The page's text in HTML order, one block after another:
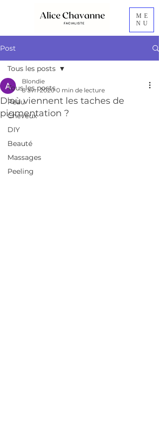
ME
NU
Post
Tous les posts
Peau
Cheveux
DIY
Beauté
Massages
Peeling
Tous les posts
D'où viennent les taches de
pigmentation ?
Blondie
8 avr. 2020 0 min de lecture